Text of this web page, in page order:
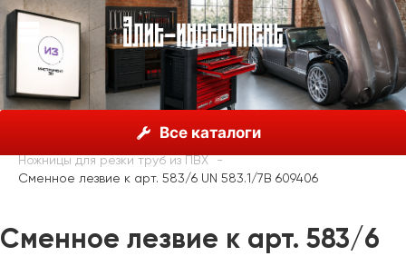
Все каталоги
Unior, Словения
Сантехнический инструмент
Ножницы для резки труб из ПВХ
Сменное лезвие к арт. 583/6 UN 583.1/7B 609406
Сменное лезвие к арт. 583/6